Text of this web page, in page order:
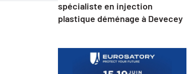
spécialiste en injection
plastique déménage à Devecey